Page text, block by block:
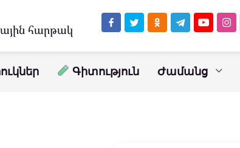
հարթակ
Գիտություն Ժամանց